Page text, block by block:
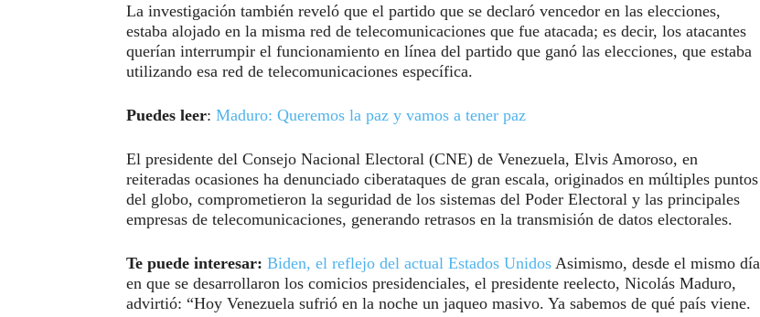
La investigación también reveló que el partido que se declaró vencedor en las elecciones,
estaba alojado en la misma red de telecomunicaciones que fue atacada; es decir, los atacantes
querían interrumpir el funcionamiento en línea del partido que ganó las elecciones, que estaba
utilizando esa red de telecomunicaciones específica.
Puedes leer: Maduro: Queremos la paz y vamos a tener paz
El presidente del Consejo Nacional Electoral (CNE) de Venezuela, Elvis Amoroso, en
reiteradas ocasiones ha denunciado ciberataques de gran escala, originados en múltiples puntos
del globo, comprometieron la seguridad de los sistemas del Poder Electoral y las principales
empresas de telecomunicaciones, generando retrasos en la transmisión de datos electorales.
Te puede interesar: Biden, el reflejo del actual Estados Unidos Asimismo, desde el mismo día
en que se desarrollaron los comicios presidenciales, el presidente reelecto, Nicolás Maduro,
advirtió: “Hoy Venezuela sufrió en la noche un jaqueo masivo. Ya sabemos de qué país viene.